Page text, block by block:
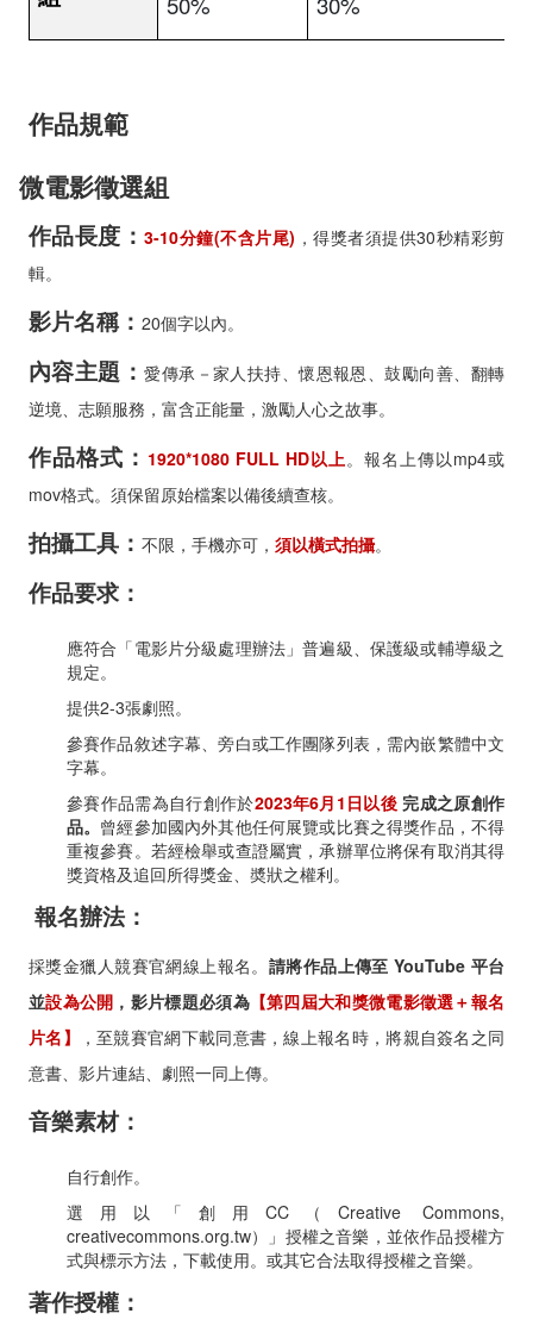
作品規範
微電影徵選組
作品長度：3-10分鐘(不含片尾) ，得獎者須提供30秒精彩剪
輯。
影片名稱： 20個字以內。
內容主題：愛傳承－家人扶持、懷恩報恩、鼓勵向善、翻轉
逆境、志願服務，富含正能量，激勵人心之故事。
作品格式： 1920*1080 FULL HD以上。報名上傳以mp4或
mov格式。須保留原始檔案以備後續查核。
拍攝工具： 不限，手機亦可， 須以橫式拍攝。
作品要求：
應符合「電影片分級處理辦法」普遍級、保護級或輔導級之
規定。
提供2-3張劇照。
參賽作品敘述字幕、旁白或工作團隊列表，需內嵌繁體中文
字幕。
參賽作品需為自行創作於2023年6月1日以後 完成之原創作
品。 曾經參加國內外其他任何展覽或比賽之得獎作品，不得
重複參賽。若經檢舉或查證屬實，承辦單位將保有取消其得
獎資格及追回所得獎金、奬狀之權利。
報名辦法：
採獎金獵人競賽官網線上報名。 請將作品上傳至 YouTube 平台
並設為公開 ，影片標題必須為【第四屆大和獎微電影徵選＋報名
片名】
，至競賽官網下載同意書，線上報名時，將親自簽名之同
意書、影片連結、劇照一同上傳。
音樂素材：
自行創作。
選用以「創用CC（Creative Commons,
creativecommons.org.tw）」授權之音樂，並依作品授權方
式與標示方法，下載使用。或其它合法取得授權之音樂。
著作授權：